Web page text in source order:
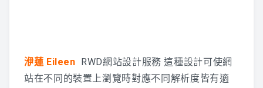
洢蓮 Eileen RWD網站設計服務 這種設計可使網
站在不同的裝置上瀏覽時對應不同解析度皆有適